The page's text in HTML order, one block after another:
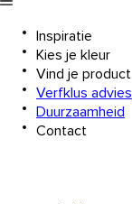
Inspiratie
Kies je kleur
Vind je product
Verfklus advies
Duurzaamheid
Contact